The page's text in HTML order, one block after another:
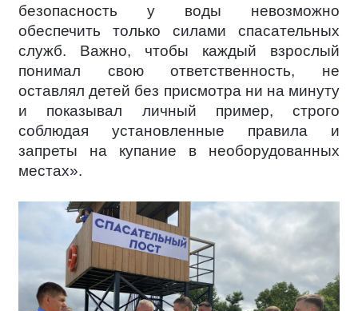
безопасность у воды невозможно
обеспечить только силами спасательных
служб. Важно, чтобы каждый взрослый
понимал свою ответственность, не
оставлял детей без присмотра ни на минуту
и показывал личный пример, строго
соблюдая установленные правила и
запреты на купание в необорудованных
местах».